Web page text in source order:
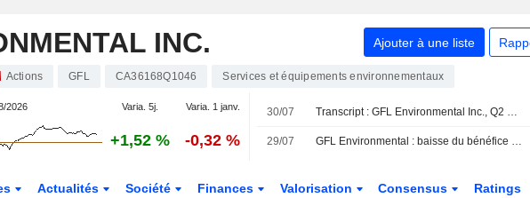
INC. Ajouter à une liste
Actions GFL CA36168Q1046 Services et équipements environnementaux
2026 Varia. 5j. Varia. 1 janv.
+1,52 % -0,32 %
30/07 Transcript : GFL Environmental Inc., Q2 2026 Earnings Call, Jul 30, 2026
29/07 GFL Environmental : baisse du bénéfice ajusté au deuxième trimestre, hausse du chiffre d'affaires et relèvement des objectifs pour 2026
Actualités Société Finances Valorisation Consensus Ratings